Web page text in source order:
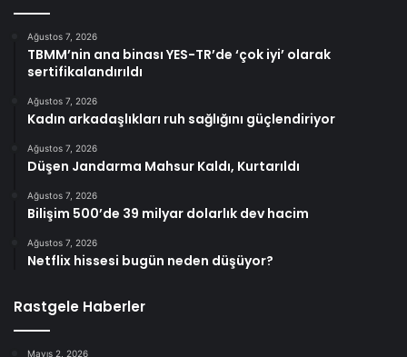
Ağustos 7, 2026
TBMM’nin ana binası YES-TR’de ‘çok iyi’ olarak
sertifikalandırıldı
Ağustos 7, 2026
Kadın arkadaşlıkları ruh sağlığını güçlendiriyor
Ağustos 7, 2026
Düşen Jandarma Mahsur Kaldı, Kurtarıldı
Ağustos 7, 2026
Bilişim 500’de 39 milyar dolarlık dev hacim
Ağustos 7, 2026
Netflix hissesi bugün neden düşüyor?
Rastgele Haberler
Mayıs 2, 2026